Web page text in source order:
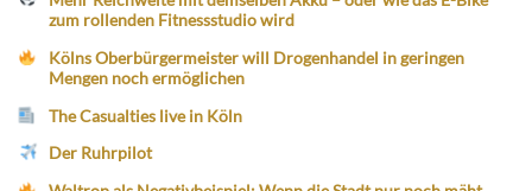
zum rollenden Fitnessstudio wird
Kölns Oberbürgermeister will Drogenhandel in geringen
Mengen noch ermöglichen
The Casualties live in Köln
Der Ruhrpilot